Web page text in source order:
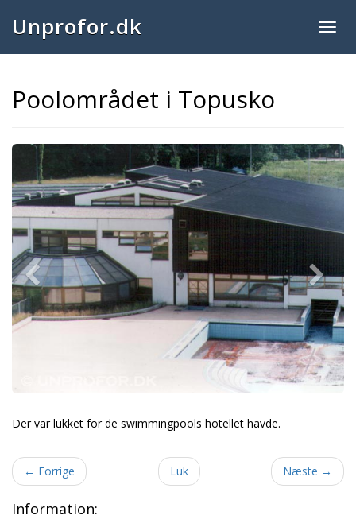
Unprofor.dk
Poolområdet i Topusko
Previous Next
Der var lukket for de swimmingpools hotellet havde.
← Forrige Luk Næste →
Information: